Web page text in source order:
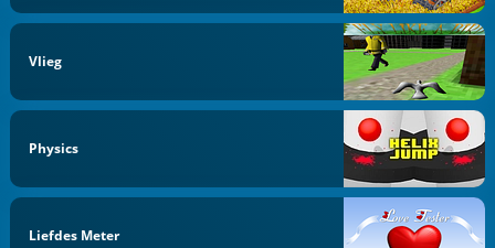
Vlieg
Physics
Liefdes Meter